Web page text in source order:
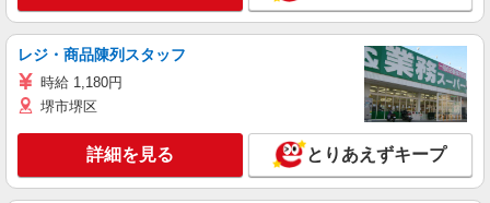
レジ・商品陳列スタッフ
時給 1,180円
堺市堺区
詳細を見る とりあえずキープ